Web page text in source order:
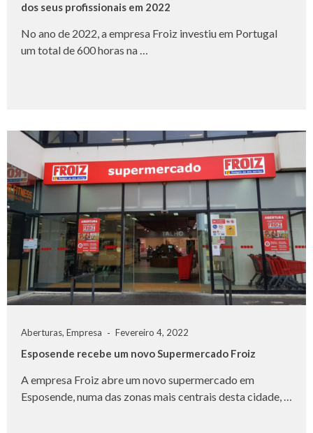
dos seus profissionais em 2022
No ano de 2022, a empresa Froiz investiu em Portugal
um total de 600 horas na …
Aberturas, Empresa Fevereiro 4, 2022
Esposende recebe um novo Supermercado Froiz
A empresa Froiz abre um novo supermercado em
Esposende, numa das zonas mais centrais desta cidade, …